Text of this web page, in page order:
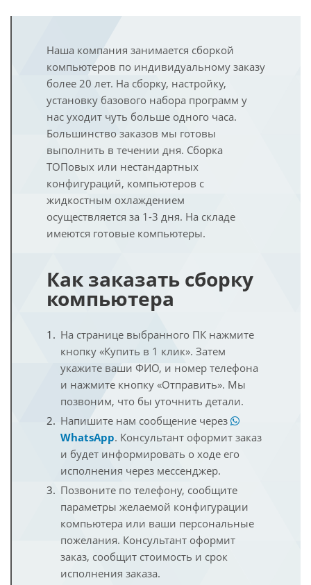
Наша компания занимается сборкой
компьютеров по индивидуальному заказу
более 20 лет. На сборку, настройку,
установку базового набора программ у
нас уходит чуть больше одного часа.
Большинство заказов мы готовы
выполнить в течении дня. Сборка
ТОПовых или нестандартных
конфигураций, компьютеров с
жидкостным охлаждением
осуществляется за 1-3 дня. На складе
имеются готовые компьютеры.
Как заказать сборку
компьютера
На странице выбранного ПК нажмите
кнопку «Купить в 1 клик». Затем
укажите ваши ФИО, и номер телефона
и нажмите кнопку «Отправить». Мы
позвоним, что бы уточнить детали.
Напишите нам сообщение через
WhatsApp. Консультант оформит заказ
и будет информировать о ходе его
исполнения через мессенджер.
Позвоните по телефону, сообщите
параметры желаемой конфигурации
компьютера или ваши персональные
пожелания. Консультант оформит
заказ, сообщит стоимость и срок
исполнения заказа.